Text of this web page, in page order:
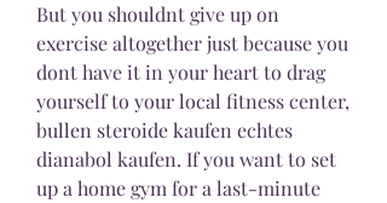
But you shouldnt give up on
exercise altogether just because you
dont have it in your heart to drag
yourself to your local fitness center,
bullen steroide kaufen echtes
dianabol kaufen. If you want to set
up a home gym for a last-minute